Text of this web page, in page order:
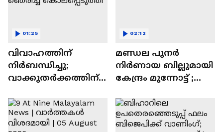
വിവാഹത്തിന്
നിർബന്ധിച്ചു;
വാക്കുതർക്കത്തിന്
അധ്യാപികയെ
കഴുത്തു ഞെരിച്ച്
കൊലപ്പെടുത്തി
01:25
മണ്ഡല പുനർ
നിർണായ ബില്ലുമായി
കേന്ദ്രം മുന്നോട്ട് ;
പ്രതിപക്ഷം |
Parliament
02:12